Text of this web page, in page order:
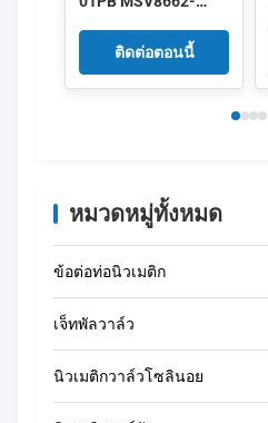
01PPL MSV8662-
เครื่องกล 1/8"
ติดต่อตอนนี้
หมวดหมู่ทั้งหมด
ข้อต่อท่อนิวเมติก
เจ็ทพัลวาล์ว
นิวเมติกวาล์วโซลินอย